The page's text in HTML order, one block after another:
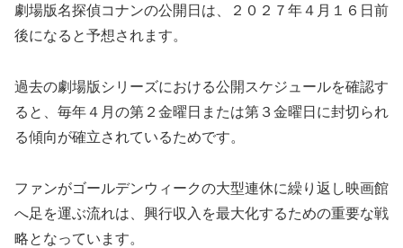
劇場版名探偵コナンの公開日は、２０２７年４月１６日前
後になると予想されます。
過去の劇場版シリーズにおける公開スケジュールを確認す
ると、毎年４月の第２金曜日または第３金曜日に封切られ
る傾向が確立されているためです。
ファンがゴールデンウィークの大型連休に繰り返し映画館
へ足を運ぶ流れは、興行収入を最大化するための重要な戦
略となっています。